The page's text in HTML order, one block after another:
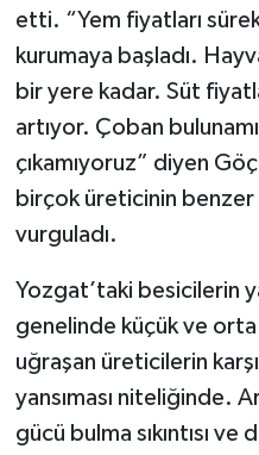
etti. “Yem fiyatları
kurumaya başladı.
bir yere kadar. Süt
artıyor. Çoban
çıkamıyoruz” diyen
birçok üreticinin benzer
vurguladı.
Yozgat’taki besicilerin
genelinde küçük ve orta
uğraşan üreticilerin
yansıması niteliğinde.
gücü bulma sıkıntısı ve